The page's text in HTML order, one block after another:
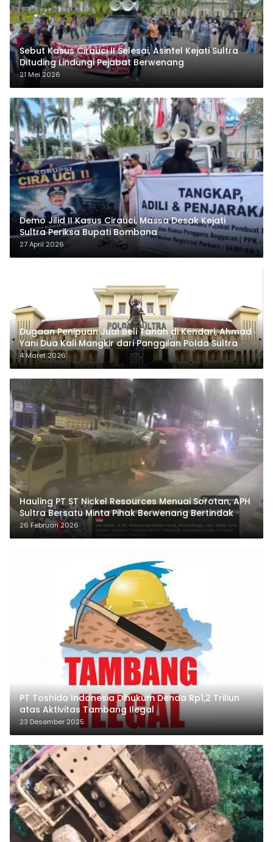
Sebut Kasus Cirauci II Selesai, Asintel Kejati Sultra
Dituding Lindungi Pejabat Berwenang
21 Mei 2026
Demo Jilid II Kasus Cirauci, Massa Desak Kejati
Sultra Periksa Bupati Bombana
27 April 2026
Dugaan Penipuan Jual Beli Tanah di Kendari, Ahmad
Yani Dua Kali Mangkir dari Panggilan Polda Sultra
4 Maret 2026
Hauling PT ST Nickel Resources Menuai Sorotan, APH
Sultra Bersatu Minta Pihak Berwenang Bertindak
26 Februari 2026
PT Toshida Indonesia Dihukum Denda Rp1,2 Triliun
atas Aktivitas Tambang Ilegal
23 Desember 2025